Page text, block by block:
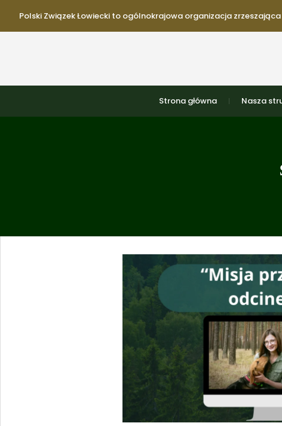
Polski Związek Łowiecki to ogólnokrajowa organizacja zrzeszająca
Strona główna Nasza